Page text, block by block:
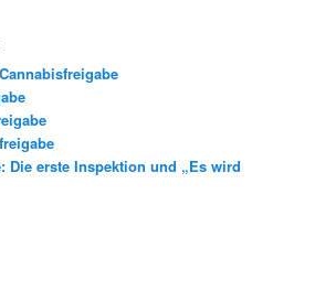
Cannabisfreigabe
Die erste Inspektion und „Es wird